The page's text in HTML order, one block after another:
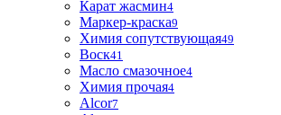
Карат жасмин4
Маркер-краска9
Химия сопутствующая49
Воск41
Масло смазочное4
Химия прочая4
Alcor7